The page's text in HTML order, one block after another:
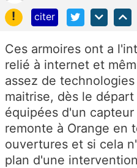
!
citer
Ces armoires ont a
relié à internet et
assez de
maitrise, dès le
équipées d'un
remonte à Orange en
ouvertures et si cela
plan d'une